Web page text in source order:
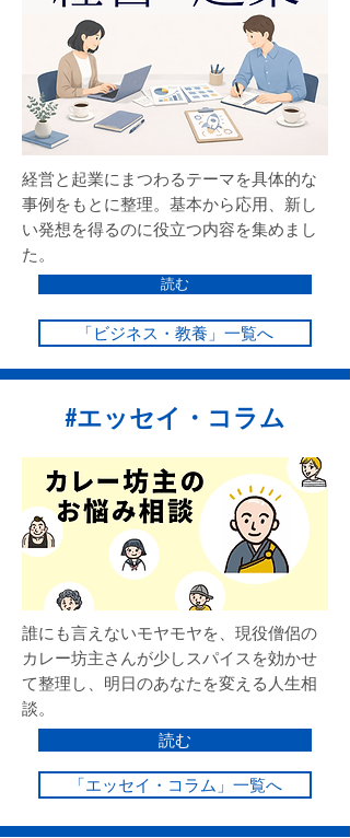
経営と起業にまつわるテーマを具体的な
事例をもとに整理。基本から応用、新し
い発想を得るのに役立つ内容を集めまし
た。
読む
「ビジネス・教養」一覧へ
#エッセイ・コラム
誰にも言えないモヤモヤを、現役僧侶の
カレー坊主さんが少しスパイスを効かせ
て整理し、明日のあなたを変える人生相
談。
読む
「エッセイ・コラム」一覧へ